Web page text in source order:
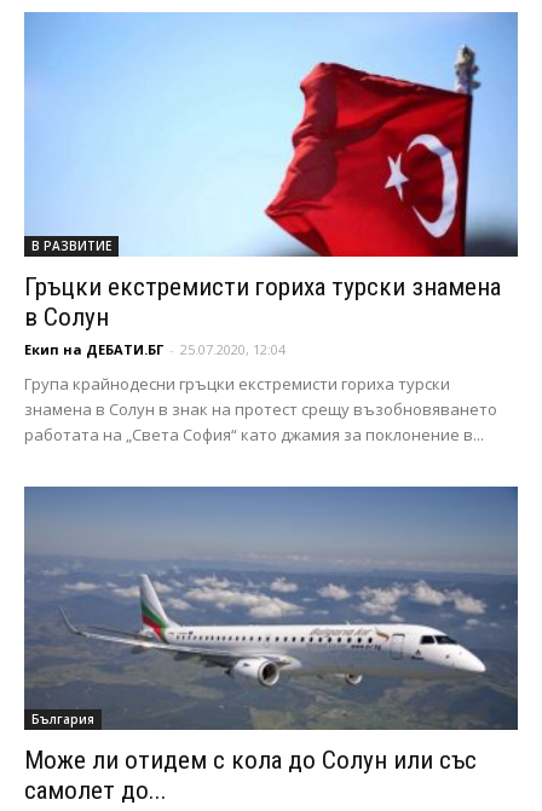
В РАЗВИТИЕ
Гръцки екстремисти гориха турски знамена
в Солун
Екип на ДЕБАТИ.БГ - 25.07.2020, 12:04
Група крайнодесни гръцки екстремисти гориха турски
знамена в Солун в знак на протест срещу възобновяването
работата на „Света София“ като джамия за поклонение в...
България
Може ли отидем с кола до Солун или със
самолет до...